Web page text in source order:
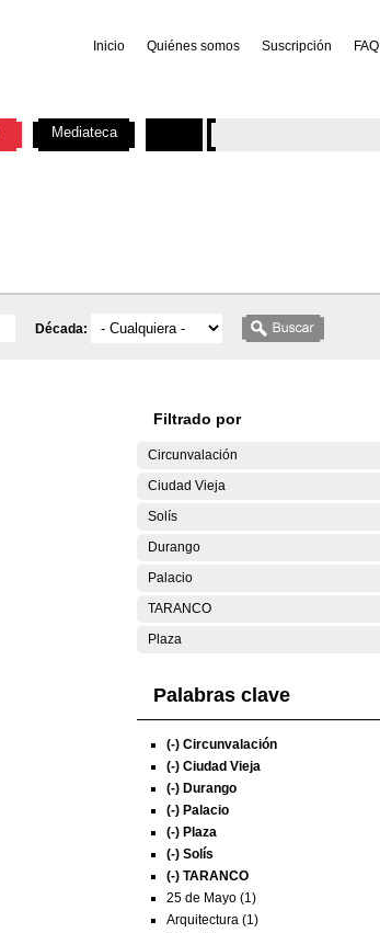
Inicio Quiénes somos Suscripción FAQ
Década:
Filtrado por
Circunvalación
Ciudad Vieja
Solís
Durango
Palacio
TARANCO
Plaza
Palabras clave
(-) Circunvalación
(-) Ciudad Vieja
(-) Durango
(-) Palacio
(-) Plaza
(-) Solís
(-) TARANCO
25 de Mayo (1)
Arquitectura (1)
Mediateca